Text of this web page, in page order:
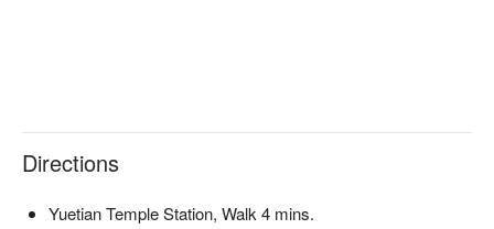
Directions
Yuetian Temple Station, Walk 4 mins.